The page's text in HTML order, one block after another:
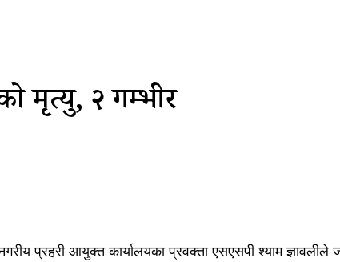
मृत्यु, २ गम्भीर
प्रहरी आयुक्त कार्यालयका प्रवक्ता एसएसपी श्याम ज्ञावलीले